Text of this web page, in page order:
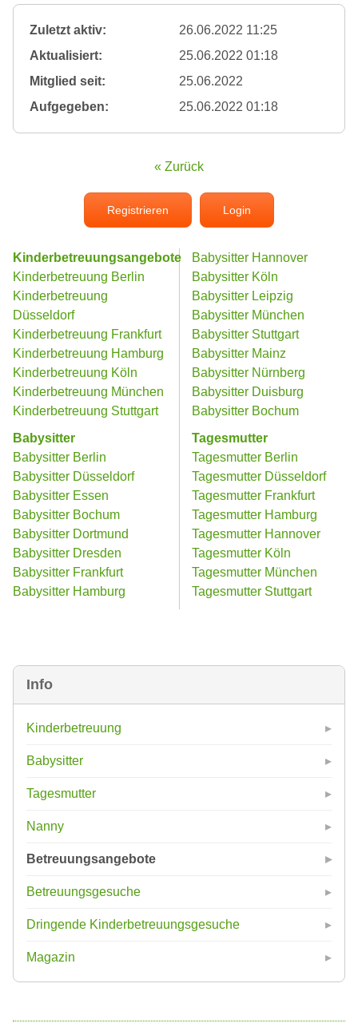
Info
Kinderbetreuung
Babysitter
Tagesmutter
Nanny
Betreuungsangebote
Betreuungsgesuche
Dringende Kinderbetreuungsgesuche
Magazin
Zuletzt aktiv:
26.06.2022 11:25
Aktualisiert:
25.06.2022 01:18
Mitglied seit:
25.06.2022
Aufgegeben:
25.06.2022 01:18
« Zurück
Registrieren Login
Kinderbetreuungsangebote
Kinderbetreuung Berlin
Kinderbetreuung
Düsseldorf
Kinderbetreuung Frankfurt
Kinderbetreuung Hamburg
Kinderbetreuung Köln
Kinderbetreuung München
Kinderbetreuung Stuttgart
Babysitter
Babysitter Berlin
Babysitter Düsseldorf
Babysitter Essen
Babysitter Bochum
Babysitter Dortmund
Babysitter Dresden
Babysitter Frankfurt
Babysitter Hamburg
Babysitter Hannover
Babysitter Köln
Babysitter Leipzig
Babysitter München
Babysitter Stuttgart
Babysitter Mainz
Babysitter Nürnberg
Babysitter Duisburg
Babysitter Bochum
Tagesmutter
Tagesmutter Berlin
Tagesmutter Düsseldorf
Tagesmutter Frankfurt
Tagesmutter Hamburg
Tagesmutter Hannover
Tagesmutter Köln
Tagesmutter München
Tagesmutter Stuttgart